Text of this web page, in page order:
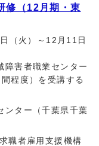
修（12月期・東
（火）～12月11日
害者職業センター
程度）を受講する
ンター（千葉県千葉
職者雇用支援機構